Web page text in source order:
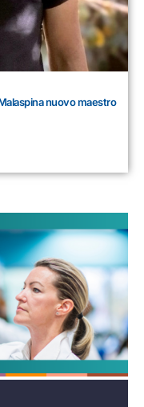
nuovo maestro